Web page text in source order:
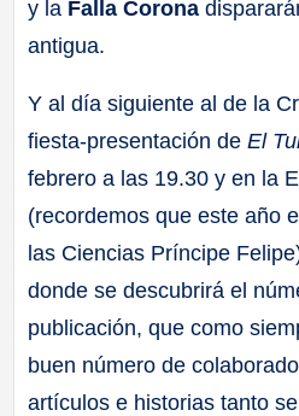
y la Falla Corona
antigua.
Y al día siguiente al de la
fiesta-presentación deEl
febrero a las 19.30 y en la
(recordemos que este año
las Ciencias Príncipe
donde se descubrirá el
publicación, que como
buen número de
artículos e historias tanto